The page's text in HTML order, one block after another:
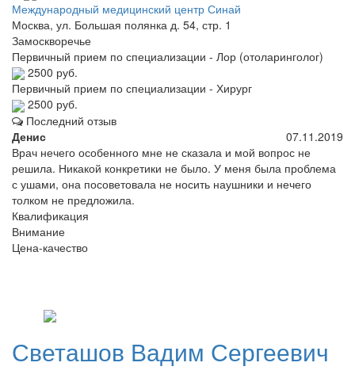
Международный медицинский центр Синай
Москва, ул. Большая полянка д. 54, стр. 1
Замоскворечье
Первичный прием по специализации - Лор (отоларинголог)
2500 руб.
Первичный прием по специализации - Хирург
2500 руб.
Последний отзыв
Денис
07.11.2019
Врач нечего особенного мне не сказала и мой вопрос не
решила. Никакой конкретики не было. У меня была проблема
с ушами, она посоветовала не носить наушники и нечего
толком не предложила.
Квалификация
Внимание
Цена-качество
Светашов Вадим Сергеевич